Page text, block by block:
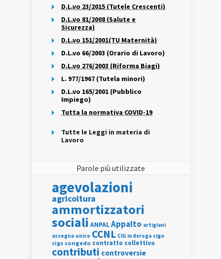
D.L.vo 23/2015 (Tutele Crescenti)
D.L.vo 81/2008 (Salute e
Sicurezza)
D.L.vo 151/2001(TU Maternità)
D.L.vo 66/2003 (Orario di Lavoro)
D.L.vo 276/2003 (Riforma Biagi)
L. 977/1967 (Tutela minori)
D.L.vo 165/2001 (Pubblico
Impiego)
Tutta la normativa COVID-19
Tutte le Leggi in materia di
Lavoro
Parole più utilizzate
agevolazioni
agricoltura
ammortizzatori
sociali ANPALAppalto artigiani
assegno unico CCNL CIG in deroga cigo
cigs congedo contratto collettivo
contributi controversie